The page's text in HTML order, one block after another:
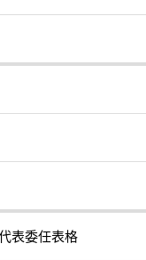
表委任表格